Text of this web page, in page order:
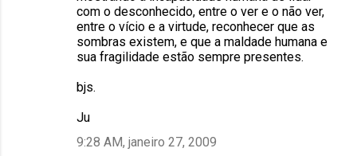
com o desconhecido, entre o ver e o não ver,
entre o vício e a virtude, reconhecer que as
sombras existem, e que a maldade humana e
sua fragilidade estão sempre presentes.
bjs.
Ju
9:28 AM, janeiro 27, 2009